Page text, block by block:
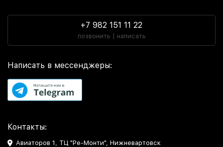
+7 982 151 11 22
позвонить | написать
Написать в мессенджеры:
Контакты:
Авиаторов 1, ТЦ "Ре-Монти", Нижневартовск